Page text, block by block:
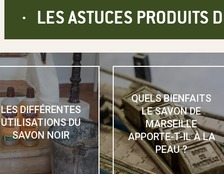
LES ASTUCES PRODUITS
LES DIFFÉRENTES
UTILISATIONS DU
SAVON NOIR
QUELS BIENFAITS
LE SAVON DE
MARSEILLE
APPORTE-T-IL À LA
PEAU ?